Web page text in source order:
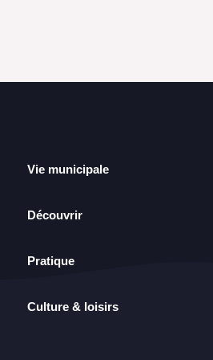
Vie municipale
Découvrir
Pratique
Culture & loisirs